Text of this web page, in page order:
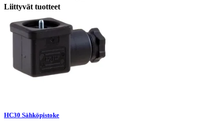
Liittyvät tuotteet
HC30 Sähköpistoke